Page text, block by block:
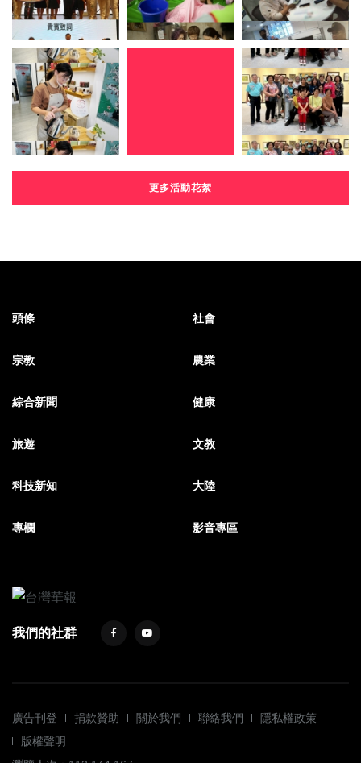
更多活動花絮
頭條 社會
宗教 農業
綜合新聞 健康
旅遊 文教
科技新知 大陸
專欄 影音專區
我們的社群
廣告刊登 捐款贊助 關於我們 聯絡我們
隱私權政策
版權聲明